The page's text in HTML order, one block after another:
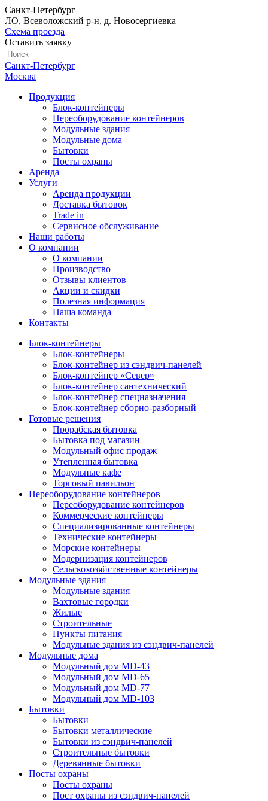
Санкт-Петербург
ЛО, Всеволожский р-н, д. Новосергиевка
Схема проезда
Оставить заявку
Санкт-Петербург
Москва
Продукция
Блок-контейнеры
Переоборудование контейнеров
Модульные здания
Модульные дома
Бытовки
Посты охраны
Аренда
Услуги
Аренда продукции
Доставка бытовок
Trade in
Сервисное обслуживание
Наши работы
О компании
О компании
Производство
Отзывы клиентов
Акции и скидки
Полезная информация
Наша команда
Контакты
Блок-контейнеры
Блок-контейнеры
Блок-контейнер из сэндвич-панелей
Блок-контейнер «Север»
Блок-контейнер сантехнический
Блок-контейнер спецназначения
Блок-контейнер сборно-разборный
Готовые решения
Прорабская бытовка
Бытовка под магазин
Модульный офис продаж
Утепленная бытовка
Модульные кафе
Торговый павильон
Переоборудование контейнеров
Переоборудование контейнеров
Коммерческие контейнеры
Специализированные контейнеры
Технические контейнеры
Морские контейнеры
Модернизация контейнеров
Сельскохозяйственные контейнеры
Модульные здания
Модульные здания
Вахтовые городки
Жилые
Строительные
Пункты питания
Модульные здания из сэндвич-панелей
Модульные дома
Модульный дом MD-43
Модульный дом MD-65
Модульный дом MD-77
Модульный дом MD-103
Бытовки
Бытовки
Бытовки металлические
Бытовки из сэндвич-панелей
Строительные бытовки
Деревянные бытовки
Посты охраны
Посты охраны
Пост охраны из сэндвич-панелей